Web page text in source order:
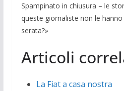
Spampinato in chiu­sura – le
queste giornaliste non le
serata?»
Articoli
La Fiat a casa nostra